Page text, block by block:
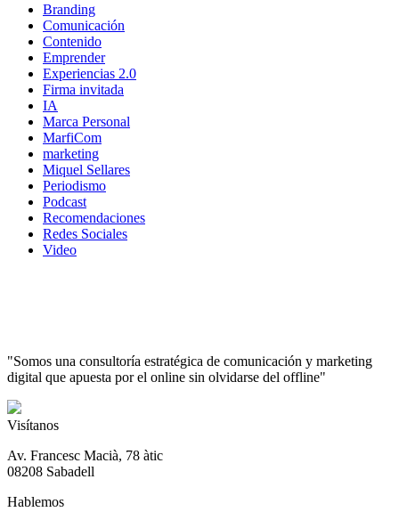
Branding
Comunicación
Contenido
Emprender
Experiencias 2.0
Firma invitada
IA
Marca Personal
MarfiCom
marketing
Miquel Sellares
Periodismo
Podcast
Recomendaciones
Redes Sociales
Video
"Somos una consultoría estratégica de comunicación y marketing
digital que apuesta por el online sin olvidarse del offline"
Visítanos
Av. Francesc Macià, 78 àtic
08208 Sabadell
Hablemos